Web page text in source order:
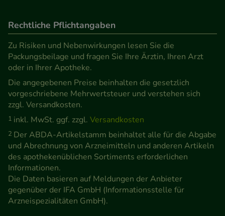
anzuzeigen und unser Partnerprogramm zu
betreiben.
Statistik & Tracking:Hierüber lassen sich
Informationen über die Art und Weise der Nutzung
unserer Website sammeln, mit deren Hilfe wir
unsere Website weiter für Sie optimieren können,
den Inhalt auf unserer Website aber auch die
Werbung auf Drittseiten möglichst relevant für Sie
zu gestalten. Bitte beachten Sie, dass Daten hierfür
teilweise an Dritte wie z.B. Google oder soziale
Medien übertragen werden.
Rechtliche Pflichtangaben
Zu Risiken und Nebenwirkungen lesen Sie die
Packungsbeilage und fragen Sie Ihre Ärztin, Ihren Arzt
oder in Ihrer Apotheke.
Die angegebenen Preise beinhalten die gesetzlich
vorgeschriebene Mehrwertsteuer und verstehen sich
zzgl. Versandkosten.
1 inkl. MwSt. ggf. zzgl. Versandkosten
2 Der ABDA-Artikelstamm beinhaltet alle für die Abgabe
und Abrechnung von Arzneimitteln und anderen Artikeln
des apothekenüblichen Sortiments erforderlichen
Informationen.
Die Daten basieren auf Meldungen der Anbieter
gegenüber der IFA GmbH (Informationsstelle für
Arzneispezialitäten GmbH).